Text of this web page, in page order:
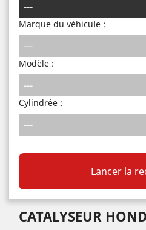
Marque du véhicule :
Modèle :
Cylindrée :
Lancer la
CATALYSEUR